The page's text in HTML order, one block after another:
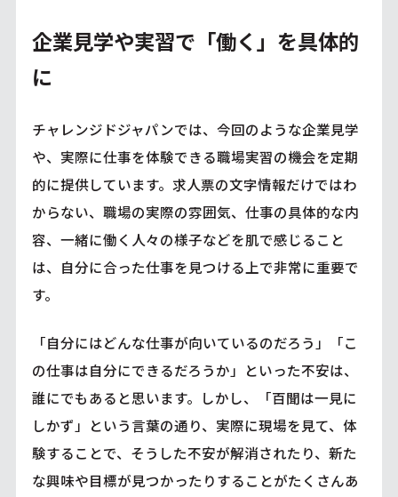
企業見学や実習で「働く」を具体的
に
チャレンジドジャパンでは、今回のような企業見学
や、実際に仕事を体験できる職場実習の機会を定期
的に提供しています。求人票の文字情報だけではわ
からない、職場の実際の雰囲気、仕事の具体的な内
容、一緒に働く人々の様子などを肌で感じること
は、自分に合った仕事を見つける上で非常に重要で
す。
「自分にはどんな仕事が向いているのだろう」「こ
の仕事は自分にできるだろうか」といった不安は、
誰にでもあると思います。しかし、「百聞は一見に
しかず」という言葉の通り、実際に現場を見て、体
験することで、そうした不安が解消されたり、新た
な興味や目標が見つかったりすることがたくさんあ